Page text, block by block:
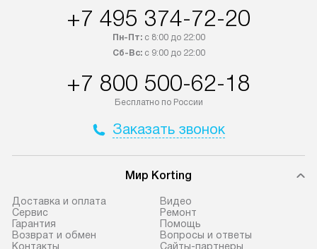
+7 495 374-72-20
Пн-Пт:с 8:00 до 22:00
Сб-Вс:с 9:00 до 22:00
+7 800 500-62-18
Бесплатно по России
Заказать звонок
Мир Korting
Доставка и оплата
Сервис
Гарантия
Возврат и обмен
Контакты
Видео
Ремонт
Помощь
Вопросы и ответы
Сайты-партнеры